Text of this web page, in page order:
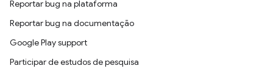
Reportar bug na plataforma
Reportar bug na documentação
Google Play support
Participar de estudos de pesquisa